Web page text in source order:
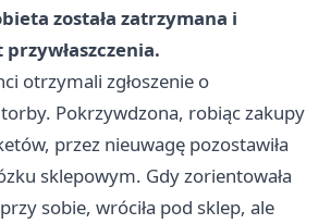
została zatrzymana i
przywłaszczenia.
otrzymali zgłoszenie o
torby. Pokrzywdzona, robiąc zakupy
przez nieuwagę pozostawiła
sklepowym. Gdy zorientowała
sobie, wróciła pod sklep, ale